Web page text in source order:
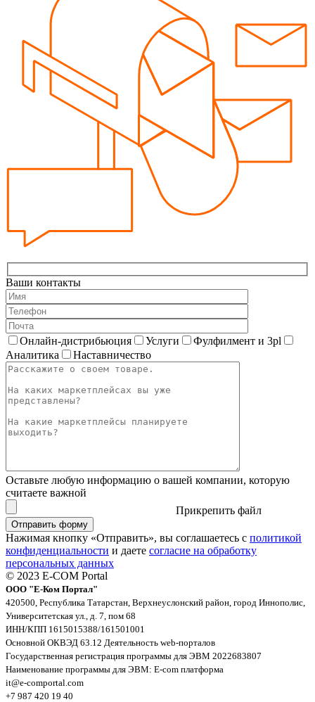
Ваши контакты
Онлайн-дистрибьюция Услуги
Фулфилмент и 3pl
Аналитика
Наставничество
Оставьте любую информацию о вашей компании, которую
считаете важной
Прикрепить файл
Нажимая кнопку «Отправить», вы соглашаетесь с политикой
конфиденциальности и даете согласие на обработку
персональных данных
© 2023 E-COM Portal
ООО "Е-Ком Портал"
420500, Республика Татарстан, Верхнеуслонский район, город Иннополис,
Университетская ул., д. 7, пом 68
ИНН/КПП 1615015388/161501001
Основной ОКВЭД 63.12 Деятельность web-порталов
Государственная регистрация программы для ЭВМ 2022683807
Наименование программы для ЭВМ: E-com платформа
it@e-comportal.com
+7 987 420 19 40